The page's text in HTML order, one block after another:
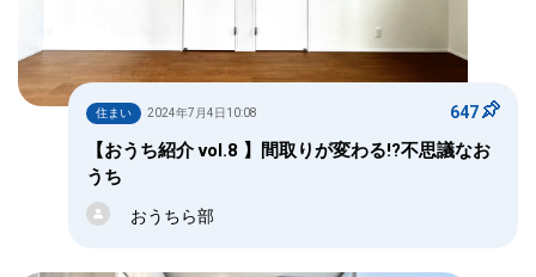
住まい 2024年7月4日10:08 647
【おうち紹介 vol.8 】間取りが変わる!?不思議なお
うち
おうちら部